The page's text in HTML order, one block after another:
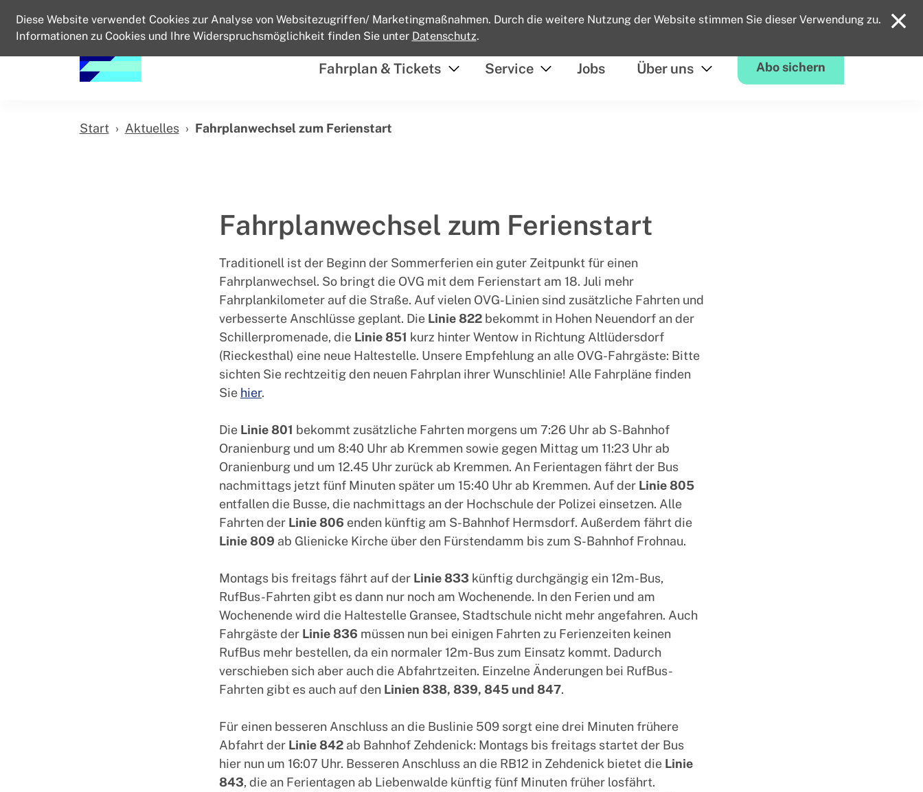
Fahrplan & Tickets
Service
Jobs
Über uns
Abo sichern
OVG BuchungsApp Kontakt
Start Aktuelles Fahrplanwechsel zum Ferienstart
Fahrplanwechsel zum Ferienstart
Traditionell ist der Beginn der Sommerferien ein guter Zeitpunkt für einen
Fahrplanwechsel. So bringt die OVG mit dem Ferienstart am 18. Juli mehr
Fahrplankilometer auf die Straße. Auf vielen OVG-Linien sind zusätzliche Fahrten und
verbesserte Anschlüsse geplant. Die Linie 822bekommt in Hohen Neuendorf an der
Schillerpromenade, die Linie 851 kurz hinter Wentow in Richtung Altlüdersdorf
(Rieckesthal) eine neue Haltestelle. Unsere Empfehlung an alle OVG-Fahrgäste: Bitte
sichten Sie rechtzeitig den neuen Fahrplan ihrer Wunschlinie! Alle Fahrpläne finden
Sie hier.
Die Linie 801 bekommt zusätzliche Fahrten morgens um 7:26 Uhr ab S-Bahnhof
Oranienburg und um 8:40 Uhr ab Kremmen sowie gegen Mittag um 11:23 Uhr ab
Oranienburg und um 12.45 Uhr zurück ab Kremmen. An Ferientagen fährt der Bus
nachmittags jetzt fünf Minuten später um 15:40 Uhr ab Kremmen. Auf der Linie 805
entfallen die Busse, die nachmittags an der Hochschule der Polizei einsetzen. Alle
Fahrten der Linie 806 enden künftig am S-Bahnhof Hermsdorf. Außerdem fährt die
Linie 809 ab Glienicke Kirche über den Fürstendamm bis zum S-Bahnhof Frohnau.
Montags bis freitags fährt auf der Linie 833künftig durchgängig ein 12m-Bus,
RufBus-Fahrten gibt es dann nur noch am Wochenende. In den Ferien und am
Wochenende wird die Haltestelle Gransee, Stadtschule nicht mehr angefahren. Auch
Fahrgäste der Linie 836 müssen nun bei einigen Fahrten zu Ferienzeiten keinen
RufBus mehr bestellen, da ein normaler 12m-Bus zum Einsatz kommt. Dadurch
verschieben sich aber auch die Abfahrtzeiten. Einzelne Änderungen bei RufBus-
Fahrten gibt es auch auf den Linien 838, 839, 845 und 847.
Für einen besseren Anschluss an die Buslinie 509 sorgt eine drei Minuten frühere
Abfahrt der Linie 842ab Bahnhof Zehdenick: Montags bis freitags startet der Bus
hier nun um 16:07 Uhr. Besseren Anschluss an die RB12 in Zehdenick bietet die Linie
843, die an Ferientagen ab Liebenwalde künftig fünf Minuten früher losfährt.
Diese Website verwendet Cookies zur Analyse von Websitezugriffen/ Marketingmaßnahmen. Durch die weitere Nutzung der Website stimmen Sie dieser Verwendung zu.
Informationen zu Cookies und Ihre Widerspruchsmöglichkeit finden Sie unter Datenschutz.